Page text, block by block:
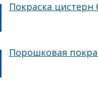
Покраска цистерн
Порошковая